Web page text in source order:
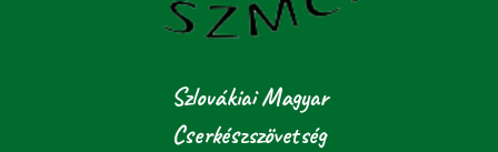
Szlovákiai Magyar
Cserkészszövetség